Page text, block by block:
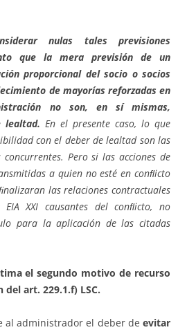
nulas tales previsiones
que la mera previsión de un
proporcional del socio o socios
de mayorías reforzadas en
no son, en sí mismas,
lealtad. En el presente caso, lo que
con el deber de lealtad son las
concurrentes. Pero si las acciones de
a quien no esté en conﬂicto
las relaciones contractuales
XXI causantes del conﬂicto, no
para la aplicación de las citadas
el segundo motivo de recurso
art. 229.1.f) LSC.
al administrador el deber de evitar